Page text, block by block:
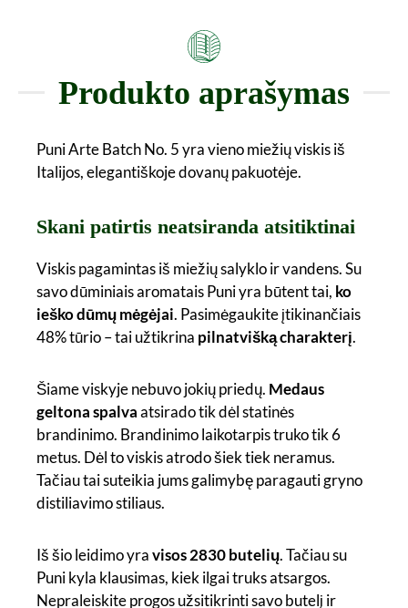
Produkto aprašymas
Puni Arte Batch No. 5 yra vieno miežių viskis iš
Italijos, elegantiškoje dovanų pakuotėje.
Skani patirtis neatsiranda atsitiktinai
Viskis pagamintas iš miežių salyklo ir vandens. Su
savo dūminiais aromatais Puni yra būtent tai, ko
ieško dūmų mėgėjai. Pasimėgaukite įtikinančiais
48% tūrio – tai užtikrina pilnatvišką charakterį.
Šiame viskyje nebuvo jokių priedų. Medaus
geltona spalvaatsirado tik dėl statinės
brandinimo. Brandinimo laikotarpis truko tik 6
metus. Dėl to viskis atrodo šiek tiek neramus.
Tačiau tai suteikia jums galimybę paragauti gryno
distiliavimo stiliaus.
Iš šio leidimo yravisos 2830 butelių. Tačiau su
Puni kyla klausimas, kiek ilgai truks atsargos.
Nepraleiskite progos užsitikrinti savo butelį ir